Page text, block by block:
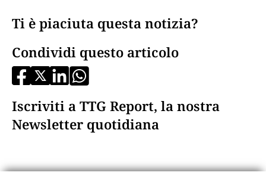
Ti è piaciuta questa notizia?
Condividi questo articolo
Iscriviti a TTG Report, la nostra
Newsletter quotidiana